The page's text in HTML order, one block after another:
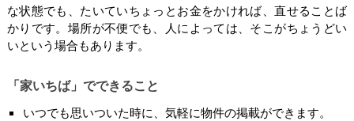
な状態でも、たいていちょっとお金をかければ、直せることば
かりです。場所が不便でも、人によっては、そこがちょうどい
いという場合もあります。
「家いちば」でできること
いつでも思いついた時に、気軽に物件の掲載ができます。